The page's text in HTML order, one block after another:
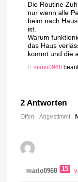
Die Routine
nur wenn alle
beim nach
ist.
Warum
das Haus
kommt und die
mario0968
2 Antworten
Offen Abgestimmt
mario0968 15